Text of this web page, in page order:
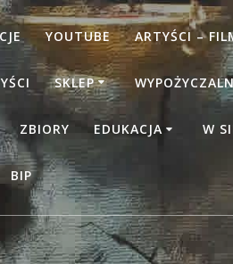
YOUTUBE ARTYŚCI –
SKLEP
ZBIORY EDUKACJA W
BIP